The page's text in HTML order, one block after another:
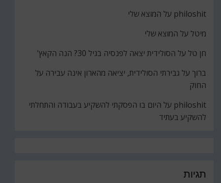
philoshit על המוצא שלי
מיטל על המוצא שלי
חן טל על הסולידית יצאה לפנסיה בגיל 30? הנה הקאץ'
ברוך על גבירתי הסולידית, יציאה מהארון אינה עבירה על
החוק
philoshit על היום בו הפסקתי להשקיע בעבודה והתחלתי
להשקיע בעתיד
תגיות